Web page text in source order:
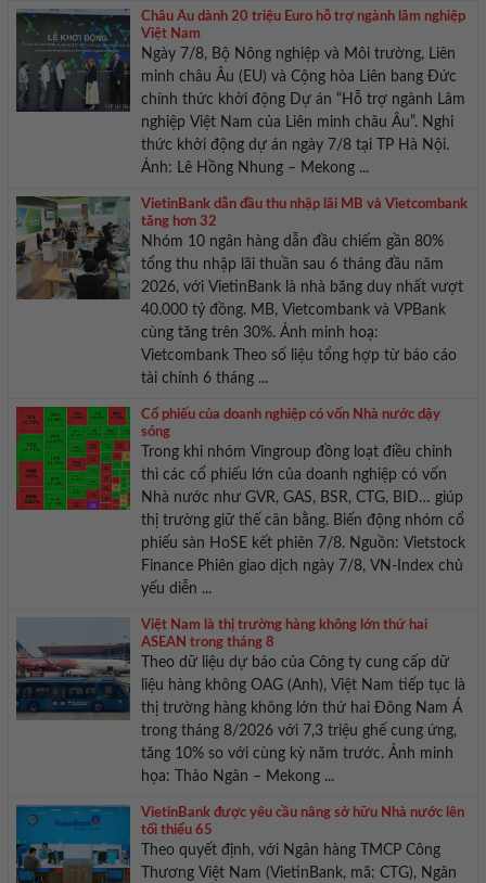
Châu Âu dành 20 triệu Euro hỗ trợ ngành lâm nghiệp
Việt Nam
Ngày 7/8, Bộ Nông nghiệp và Môi trường, Liên
minh châu Âu (EU) và Cộng hòa Liên bang Đức
chính thức khởi động Dự án “Hỗ trợ ngành Lâm
nghiệp Việt Nam của Liên minh châu Âu”. Nghi
thức khởi động dự án ngày 7/8 tại TP Hà Nội.
Ảnh: Lê Hồng Nhung – Mekong ...
VietinBank dẫn đầu thu nhập lãi MB và Vietcombank
tăng hơn 32
Nhóm 10 ngân hàng dẫn đầu chiếm gần 80%
tổng thu nhập lãi thuần sau 6 tháng đầu năm
2026, với VietinBank là nhà băng duy nhất vượt
40.000 tỷ đồng. MB, Vietcombank và VPBank
cùng tăng trên 30%. Ảnh minh hoạ:
Vietcombank Theo số liệu tổng hợp từ báo cáo
tài chính 6 tháng ...
Cổ phiếu của doanh nghiệp có vốn Nhà nước dậy
sóng
Trong khi nhóm Vingroup đồng loạt điều chỉnh
thì các cổ phiếu lớn của doanh nghiệp có vốn
Nhà nước như GVR, GAS, BSR, CTG, BID… giúp
thị trường giữ thế cân bằng. Biến động nhóm cổ
phiếu sàn HoSE kết phiên 7/8. Nguồn: Vietstock
Finance Phiên giao dịch ngày 7/8, VN-Index chủ
yếu diễn ...
Việt Nam là thị trường hàng không lớn thứ hai
ASEAN trong tháng 8
Theo dữ liệu dự báo của Công ty cung cấp dữ
liệu hàng không OAG (Anh), Việt Nam tiếp tục là
thị trường hàng không lớn thứ hai Đông Nam Á
trong tháng 8/2026 với 7,3 triệu ghế cung ứng,
tăng 10% so với cùng kỳ năm trước. Ảnh minh
họa: Thảo Ngân – Mekong ...
VietinBank được yêu cầu nâng sở hữu Nhà nước lên
tối thiểu 65
Theo quyết định, với Ngân hàng TMCP Công
Thương Việt Nam (VietinBank, mã: CTG), Ngân